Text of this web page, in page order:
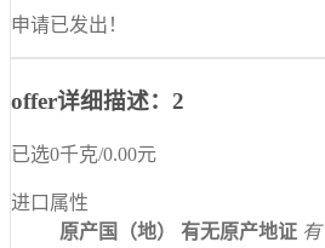
申请已发出！
offer详细描述：2
已选0千克/0.00元
进口属性
原产国（地）
有无原产地证 有